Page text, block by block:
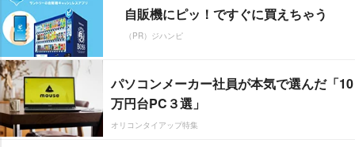
自販機にピッ！ですぐに買えちゃう
（PR）ジハンピ
パソコンメーカー社員が本気で選んだ「10
万円台PC３選」
オリコンタイアップ特集